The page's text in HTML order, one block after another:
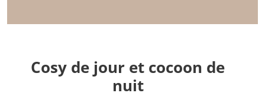
Cosy de jour et cocoon de
nuit